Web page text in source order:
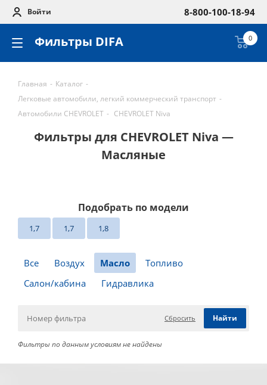
Войти 8-800-100-18-94
Фильтры DIFA 0
Главная - Каталог -
Легковые автомобили, легкий коммерческий транспорт -
Автомобили CHEVROLET - CHEVROLET Niva
Фильтры для CHEVROLET Niva —
Масляные
Подобрать по модели
1,7 1,7 1,8
Все Воздух Масло
Топливо
Салон/кабина
Гидравлика
Сбросить
Фильтры по данным условиям не найдены